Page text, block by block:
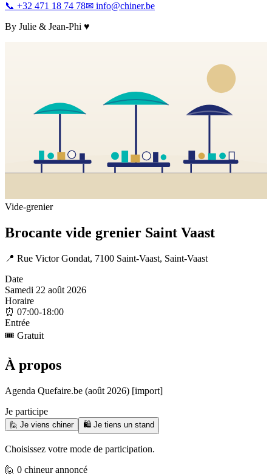
📞 +32 471 18 74 78✉ info@chiner.be
By Julie & Jean-Phi ♥
Vide-grenier
Brocante vide grenier Saint Vaast
📍 Rue Victor Gondat, 7100 Saint-Vaast, Saint-Vaast
Date
Samedi 22 août 2026
Horaire
⏰ 07:00-18:00
Entrée
🎟️ Gratuit
À propos
Agenda Quefaire.be (août 2026) [import]
Je participe
🙋 Je viens chiner 🛍️ Je tiens un stand
Choisissez votre mode de participation.
🙋 0 chineur annoncé